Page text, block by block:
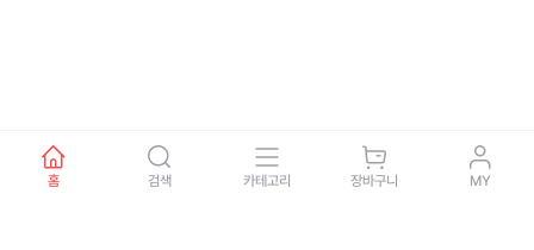
홈 검색 카테고리 장바구니 MY